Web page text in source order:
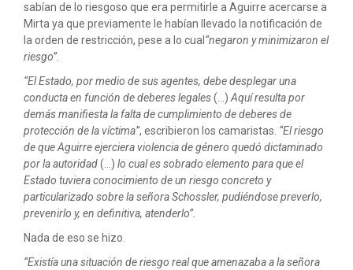
sabían de lo riesgoso que era permitirle a Aguirre acercarse a
Mirta ya que previamente le habían llevado la notificación de
la orden de restricción, pese a lo cual “negaron y minimizaron el
riesgo”.
“El Estado, por medio de sus agentes, debe desplegar una
conducta en función de deberes legales(...)Aquí resulta por
demás manifiesta la falta de cumplimiento de deberes de
protección de la víctima”, escribieron los camaristas. “El riesgo
de que Aguirre ejerciera violencia de género quedó dictaminado
por la autoridad(...) lo cual es sobrado elemento para que el
Estado tuviera conocimiento de un riesgo concreto y
particularizado sobre la señora Schossler, pudiéndose preverlo,
prevenirlo y, en definitiva, atenderlo”.
Nada de eso se hizo.
“Existía una situación de riesgo real que amenazaba a la señora